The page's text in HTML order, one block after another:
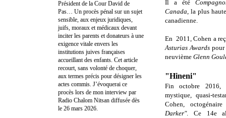
Il a été
Canada, la plus
canadienne.
En 2011, Cohen a
Asturias Awardspour
neuvième Glenn
"Hineni"
Fin octobre 2016,
mystique, quasi-
Cohen,
Darker". Ce 14e
Président de la Cour David de
Pas… Un procès pénal sur un sujet
sensible, aux enjeux juridiques,
juifs, moraux et médicaux devant
inciter les parents et donateurs à une
exigence vitale envers les
institutions juives françaises
accueillant des enfants. Cet article
recourt, sans volonté de choquer,
aux termes précis pour désigner les
actes commis. J’évoquerai ce
procès lors de mon interview par
Radio Chalom Nitsan diffusée dès
le 26 mars 2026.